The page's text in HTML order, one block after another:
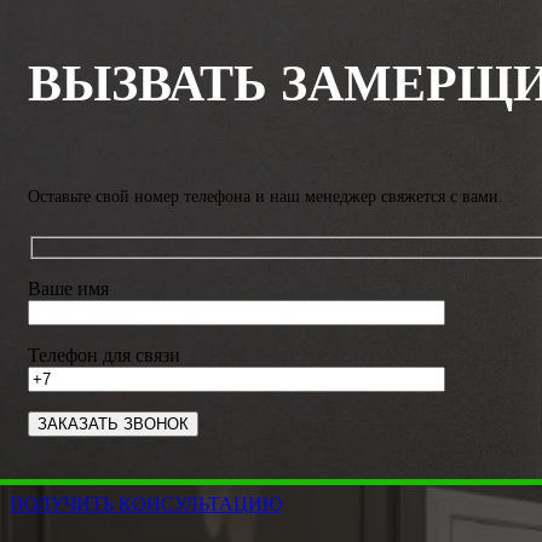
ВЫЗВАТЬ
Оставьте свой номер телефона и наш менеджер свяжется с вами.
Ваше имя
Телефон для связи
ПОЛУЧИТЬ КОНСУЛЬТАЦИЮ